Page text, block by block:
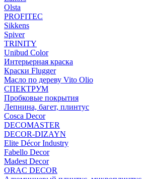
Olsta
PROFITEC
Sikkens
Spiver
TRINITY
Unibud Color
Интерьерная краска
Краски Flugger
Масло по дереву Vito Olio
СПЕКТРУМ
Пробковые покрытия
Лепнина, багет, плинтус
Cosca Decor
DECOMASTER
DECOR-DIZAYN
Elite Décor Industry
Fabello Decor
Madest Decor
ORAC DECOR